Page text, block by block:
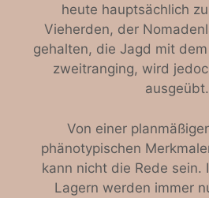
heute hauptsächlich
Vieherden, der
gehalten, die Jagd mit
zweitranging, wird
ausgeübt.
Von einer
phänotypischen
kann nicht die Rede sein.
Lagern werden immer